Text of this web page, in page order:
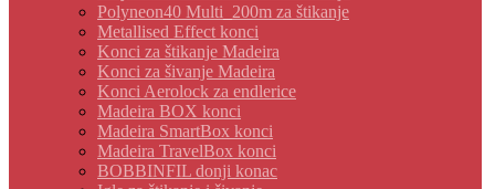
Polyneon40 Multi_200m za štikanje
Metallised Effect konci
Konci za štikanje Madeira
Konci za šivanje Madeira
Konci Aerolock za endlerice
Madeira BOX konci
Madeira SmartBox konci
Madeira TravelBox konci
BOBBINFIL donji konac